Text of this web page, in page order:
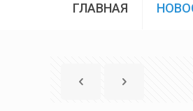
ГЛАВНАЯ